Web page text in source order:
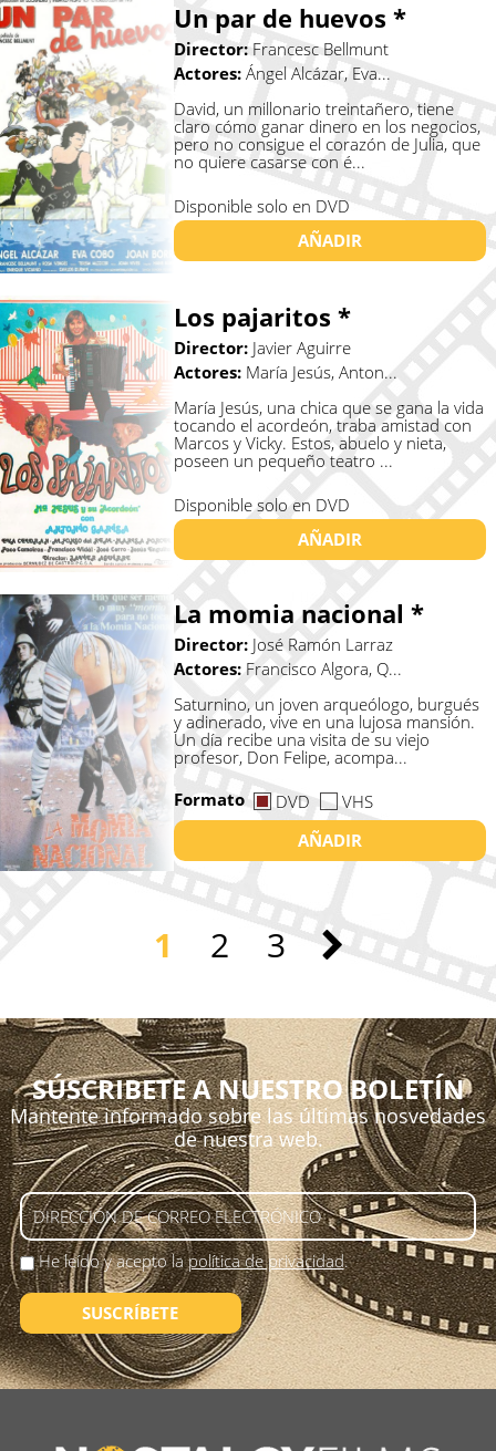
Un par de huevos *
Director:Francesc Bellmunt
Actores: Ángel Alcázar, Eva...
David, un millonario treintañero, tiene
claro cómo ganar dinero en los negocios,
pero no consigue el corazón de Julia, que
no quiere casarse con é...
Disponible solo en DVD
AÑADIR
Los pajaritos *
Director: Javier Aguirre
Actores: María Jesús, Anton...
María Jesús, una chica que se gana la vida
tocando el acordeón, traba amistad con
Marcos y Vicky. Estos, abuelo y nieta,
poseen un pequeño teatro ...
Disponible solo en DVD
AÑADIR
La momia nacional *
Director: José Ramón Larraz
Actores: Francisco Algora, Q...
Saturnino, un joven arqueólogo, burgués
y adinerado, vive en una lujosa mansión.
Un día recibe una visita de su viejo
profesor, Don Felipe, acompa...
Formato
DVD
VHS
AÑADIR
1 2 3
SÚSCRIBETE A NUESTRO BOLETÍN
Mantente informado sobre las últimas nosvedades
de nuestra web.
He leído y acepto lapolítica de privacidad.
SUSCRÍBETE